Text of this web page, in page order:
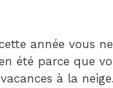
année vous
été parce que
à la